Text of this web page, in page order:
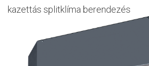
kazettás splitklíma berendezés